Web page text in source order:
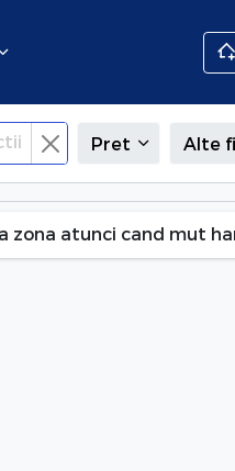
Pret Alte
zona atunci cand mut